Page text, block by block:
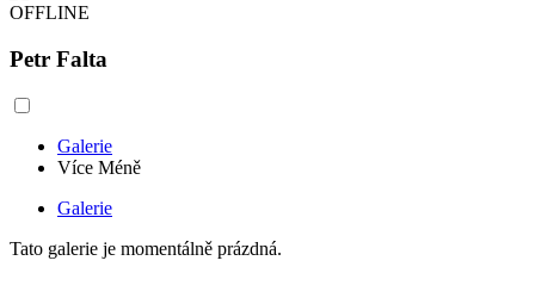
OFFLINE
Petr Falta
Galerie
Více Méně
Galerie
Tato galerie je momentálně prázdná.